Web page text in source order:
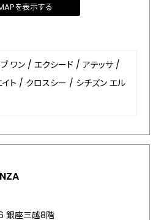
を表示する
ワン / エクシード / アテッサ /
ト / クロスシー / シチズン エル
銀座三越8階